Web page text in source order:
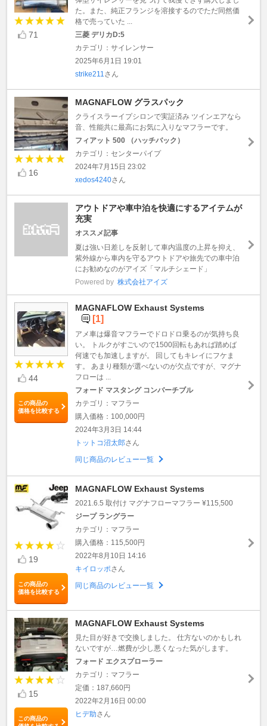
71
た。また、純正フランジを溶接するのでただ同然価
格で売っていた ...
三菱 デリカD:5
カテゴリ：サイレンサー
2025年6月1日 19:01
strike211 さん
16
MAGNAFLOW グラスパック
クライスラーイプシロンで実証済み ツインエアなら
音、性能共に最高にお気に入りなマフラーです。
フィアット 500 （ハッチバック）
カテゴリ：センターパイプ
2024年7月15日 23:02
xedos4240さん
アウトドアや車中泊を快適にするアイテムが
充実
オススメ記事
夏は強い日差しを反射して車内温度の上昇を抑え、
紫外線から車内を守るアウトドアや旅先での車中泊
にお勧めなのがアイズ「マルチシェード」
Powered by 株式会社アイズ
44
この商品の
価格を比較する
MAGNAFLOW Exhaust Systems
[1]
アメ車は爆音マフラーでドロドロ乗るのが気持ち良
い。 トルクがすごいので1500回転もあれば踏めば
何速でも加速しますが。 回してもキレイにフケま
す。 あまり種類が選べないのが欠点ですが、マグナ
フローは ...
フォード マスタング コンバーチブル
カテゴリ：マフラー
購入価格：100,000円
2024年3月3日 14:44
トットコ沼太郎さん
同じ商品のレビュー一覧
19
この商品の
価格を比較する
MAGNAFLOW Exhaust Systems
2021.6.5 取付け マグナフローマフラー ¥115,500
ジープ ラングラー
カテゴリ：マフラー
購入価格：115,500円
2022年8月10日 14:16
キイロッポさん
同じ商品のレビュー一覧
15
この商品の
MAGNAFLOW Exhaust Systems
見た目が好きで交換しました。 仕方ないのかもしれ
ないですが…燃費が少し悪くなった気がします。
フォード エクスプローラー
カテゴリ：マフラー
定価：187,660円
2022年2月16日 00:00
ヒデ助さん